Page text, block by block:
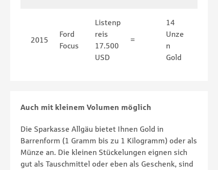
2015
Ford
Focus
Listenp
reis
17.500
USD
=
14
Unze
n
Gold
Auch mit kleinem Volumen möglich
Die Sparkasse Allgäu bietet Ihnen Gold in
Barrenform (1 Gramm bis zu 1 Kilogramm) oder als
Münze an. Die kleinen Stückelungen eignen sich
gut als Tauschmittel oder eben als Geschenk, sind